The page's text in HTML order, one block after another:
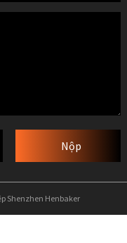
Nộp
Shenzhen Henbaker